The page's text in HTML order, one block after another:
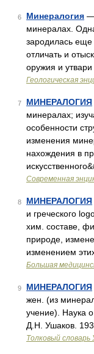
6 Минералогия —
минералах.
зародилась еще
отличать и
оружия и
Геологическая
7 МИНЕРАЛОГИЯ
минералах;
особенности
изменения
нахождения в
Современная
8 МИНЕРАЛОГИЯ
и греческого
хим. составе,
природе,
изменением
Большая
9 МИНЕРАЛОГИЯ
жен. (из
учение). Наука
Д.Н. Ушаков.
Толковый словарь